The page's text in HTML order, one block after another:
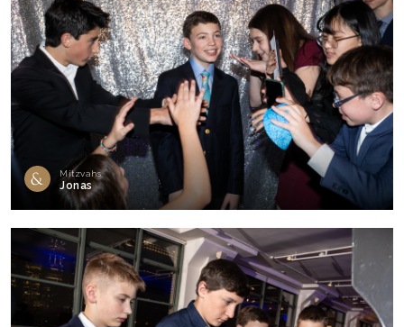
Mitzvahs
Jonas